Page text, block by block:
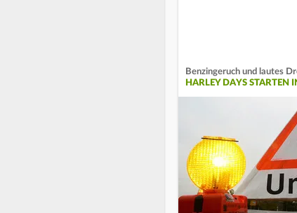
Benzingeruch und lautes
HARLEY DAYS STARTEN